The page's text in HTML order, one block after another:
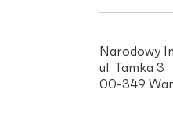
Narodowy
ul. Tamka 3
00-349